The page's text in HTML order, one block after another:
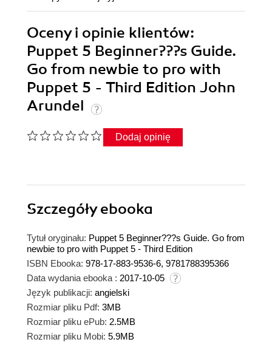
Oceny i opinie klientów:
Puppet 5 Beginner???s Guide.
Go from newbie to pro with
Puppet 5 - Third Edition John
Arundel
Dodaj opinię
Szczegółyebooka
Tytuł oryginału: Puppet 5 Beginner???s Guide. Go from
newbie to pro with Puppet 5 - Third Edition
ISBN Ebooka: 978-17-883-9536-6, 9781788395366
Data wydania ebooka : 2017-10-05
Język publikacji: angielski
Rozmiar pliku Pdf: 3MB
Rozmiar pliku ePub: 2.5MB
Rozmiar pliku Mobi: 5.9MB